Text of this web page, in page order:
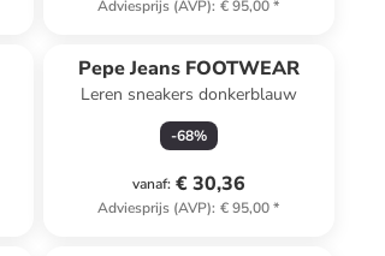
Adviesprijs (AVP): € 95,00*
Pepe Jeans FOOTWEAR
Leren sneakers donkerblauw
-68%
vanaf: € 30,36
Adviesprijs (AVP): € 95,00*